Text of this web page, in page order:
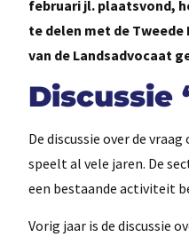
februari jl. plaatsvond,
te delen met de Tweede
van de Landsadvocaat
Discussie
De discussie over de
speelt al vele jaren. De
een bestaande activiteit
Vorig jaar is de discussie